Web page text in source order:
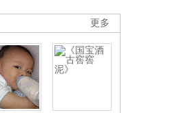
更多